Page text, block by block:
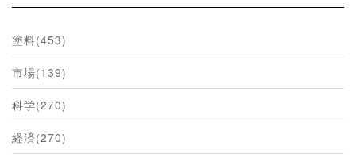
塗料(453)
市場(139)
科学(270)
経済(270)